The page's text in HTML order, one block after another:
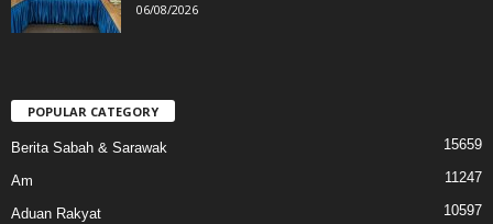
06/08/2026
POPULAR CATEGORY
Berita Sabah & Sarawak 15659
Am 11247
Aduan Rakyat 10597